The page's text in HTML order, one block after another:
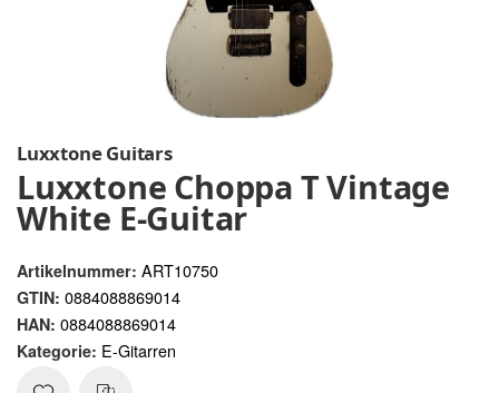
Luxxtone Guitars
Luxxtone Choppa T Vintage
White E-Guitar
Artikelnummer: ART10750
GTIN: 0884088869014
HAN: 0884088869014
Kategorie: E-Gitarren